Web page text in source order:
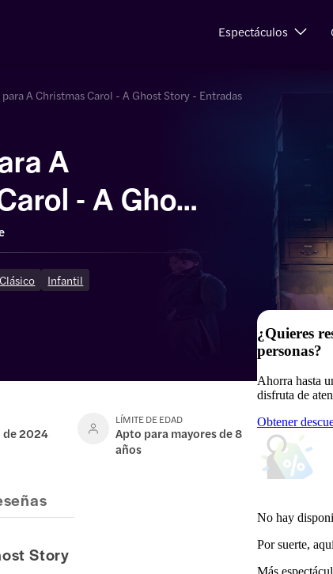
Espectáculos
para A Christmas Carol - A Ghost Story - Entradas
A
- A Ghost
Clásico Infantil
de 2024
LÍMITE DE EDAD
Apto para mayores de 8
años
¿Quieres
personas?
Ahorra hasta
disfruta de
Obtener
No hay
Por suerte,
Story